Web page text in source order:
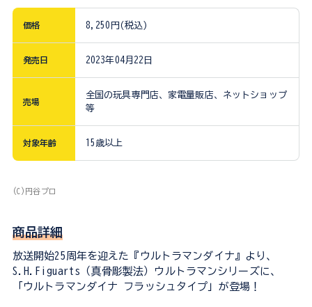
価格 8,250円(税込)
発売日 2023年04月22日
売場
全国の玩具専門店、家電量販店、ネットショップ
等
対象年齢 15歳以上
(C)円谷プロ
商品詳細
放送開始25周年を迎えた『ウルトラマンダイナ』より、
S.H.Figuarts（真骨彫製法）ウルトラマンシリーズに、
「ウルトラマンダイナ フラッシュタイプ」が登場！